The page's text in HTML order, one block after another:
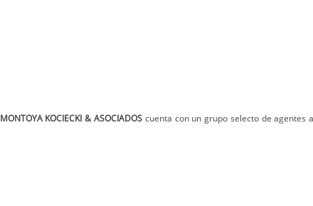
MONTOYA KOCIECKI & ASOCIADOScuenta con un grupo selecto de agentes